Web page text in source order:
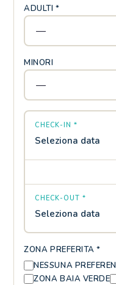
ADULTI *
MINORI
CHECK-IN *
Seleziona data
CHECK-OUT *
Seleziona data
ZONA PREFERITA *
NESSUNA
ZONA BAIA VERDE